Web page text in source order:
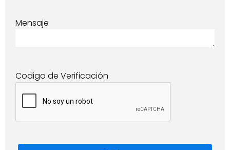
Mensaje
Codigo de Verificación